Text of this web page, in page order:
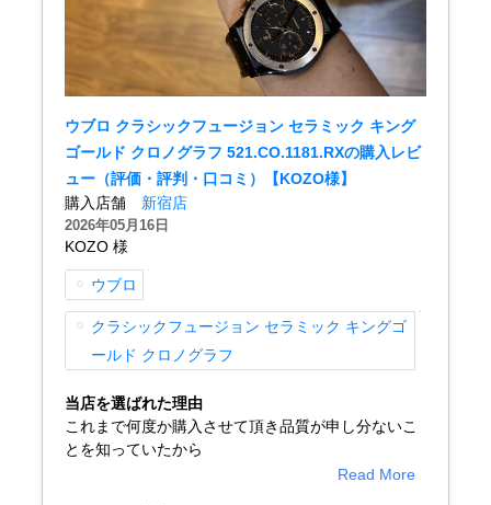
ショップサービス
保証・アフターサービス
ラッピングサービス
腕時計サイズ調整サービス
店舗受け取りサービス
店舗取り寄せサービス
買取・下取りをご希望の方
ウブロ クラシックフュージョン セラミック キング
ゴールド クロノグラフ 521.CO.1181.RXの購入レビ
ュー（評価・評判・口コミ）【KOZO様】
購入店舗 新宿店
2026年05月16日
KOZO 様
ウブロ
クラシックフュージョン セラミック キングゴ
ールド クロノグラフ
当店を選ばれた理由
これまで何度か購入させて頂き品質が申し分ないこ
とを知っていたから
Read More